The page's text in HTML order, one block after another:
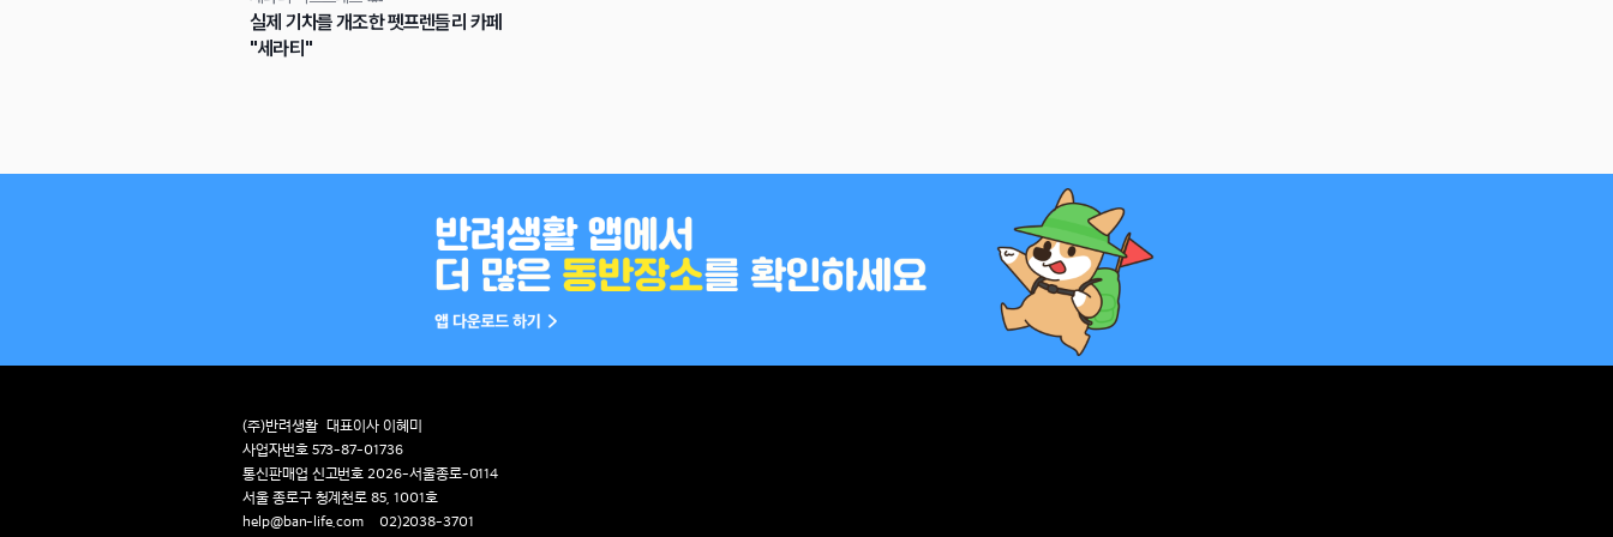
실제 기차를 개조한 펫프렌들리 카페
"세라티"
(주)반려생활
대표이사 이혜미
사업자번호 573-87-01736
통신판매업 신고번호 2026-서울종로-0114
서울 종로구 청계천로 85, 1001호
help@ban-life.com
02)2038-3701